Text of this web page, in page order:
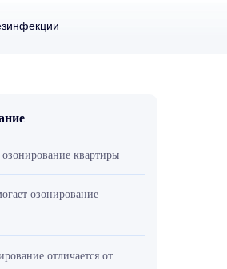
озонирование квартиры
озонирование
отличается от